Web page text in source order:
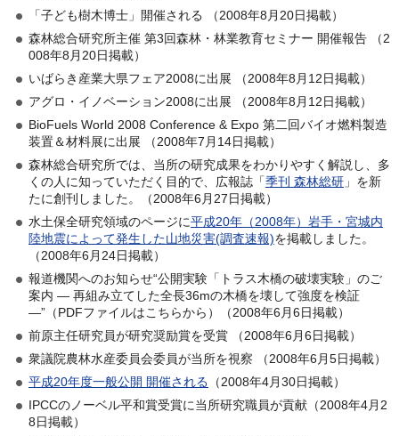
「子ども樹木博士」開催される （2008年8月20日掲載）
森林総合研究所主催 第3回森林・林業教育セミナー 開催報告 （2
008年8月20日掲載）
いばらき産業大県フェア2008に出展 （2008年8月12日掲載）
アグロ・イノベーション2008に出展 （2008年8月12日掲載）
BioFuels World 2008 Conference & Expo 第二回バイオ燃料製造
装置＆材料展に出展 （2008年7月14日掲載）
森林総合研究所では、当所の研究成果をわかりやすく解説し、多
くの人に知っていただく目的で、広報誌「季刊 森林総研 」を新
たに創刊しました。（2008年6月27日掲載）
水土保全研究領域のページに平成20年（2008年）岩手・宮城内
陸地震によって発生した山地災害(調査速報)を掲載しました。
（2008年6月24日掲載）
報道機関へのお知らせ“公開実験「トラス木橋の破壊実験」のご
案内 — 再組み立てした全長36mの木橋を壊して強度を検証
—”（PDFファイルはこちらから）（2008年6月6日掲載）
前原主任研究員が研究奨励賞を受賞 （2008年6月6日掲載）
衆議院農林水産委員会委員が当所を視察 （2008年6月5日掲載）
平成20年度一般公開 開催される （2008年4月30日掲載）
IPCCのノーベル平和賞受賞に当所研究職員が貢献（2008年4月2
8日掲載）